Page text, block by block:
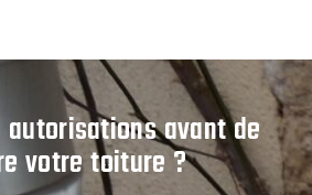
avant de
votre toiture ?